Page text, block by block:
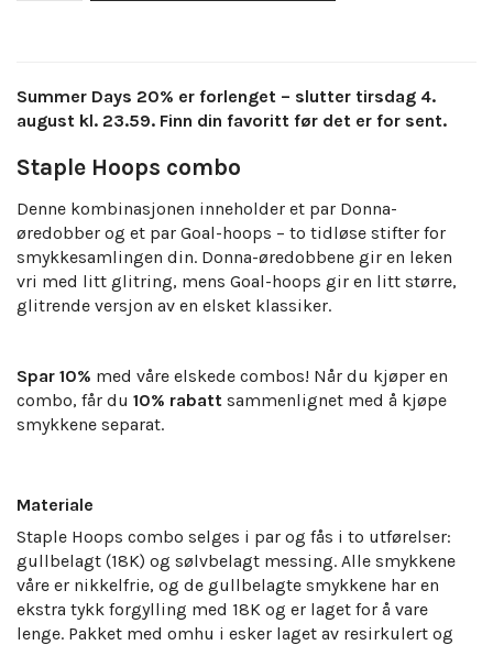
Summer Days 20% er forlenget – slutter tirsdag 4.
august kl. 23.59. Finn din favoritt før det er for sent.
Staple Hoops combo
Denne kombinasjonen inneholder et par Donna-
øredobber og et par Goal-hoops – to tidløse stifter for
smykkesamlingen din. Donna-øredobbene gir en leken
vri med litt glitring, mens Goal-hoops gir en litt større,
glitrende versjon av en elsket klassiker.
Spar 10% med våre elskede combos! Når du kjøper en
combo, får du 10% rabatt sammenlignet med å kjøpe
smykkene separat.
Materiale
Staple Hoops combo selges i par og fås i to utførelser:
gullbelagt (18K) og sølvbelagt messing. Alle smykkene
våre er nikkelfrie, og de gullbelagte smykkene har en
ekstra tykk forgylling med 18K og er laget for å vare
lenge. Pakket med omhu i esker laget av resirkulert og